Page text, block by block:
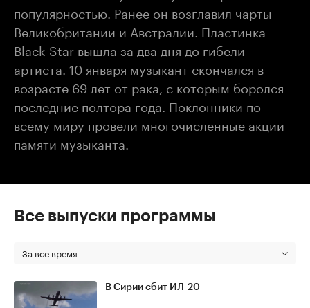
популярностью. Ранее он возглавил чарты
Великобритании и Австралии. Пластинка
Black Star вышла за два дня до гибели
артиста. 10 января музыкант скончался в
возрасте 69 лет от рака, с которым боролся
последние полтора года. Поклонники по
всему миру провели многочисленные акции
памяти музыканта.
Все выпуски программы
За все время
В Сирии сбит ИЛ-20